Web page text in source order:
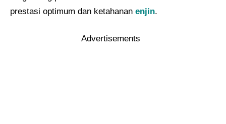
prestasi optimum dan ketahanan enjin.
Advertisements